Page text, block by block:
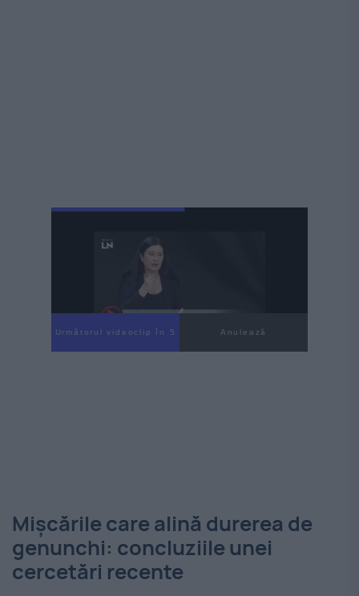
Următorul videoclip în 3 Anulează
Mișcările care alină durerea de
genunchi: concluziile unei
cercetări recente